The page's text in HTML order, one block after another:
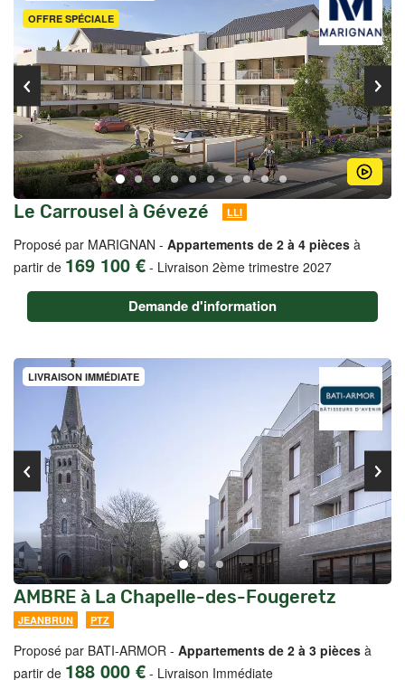
OFFRE SPÉCIALE
Le Carrousel à Gévezé LLI
Proposé par MARIGNAN - Appartements de 2 à 4 pièces à
partir de 169 100 € - Livraison 2ème trimestre 2027
Demande d'information
LIVRAISON IMMÉDIATE
AMBRE à La Chapelle-des-Fougeretz
JEANBRUN PTZ
Proposé par BATI-ARMOR - Appartements de 2 à 3 pièces à
partir de 188 000 € - Livraison Immédiate